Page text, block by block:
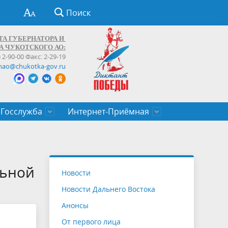
Поиск
ГУБЕРНАТОРА И
ЧУКОТСКОГО АО:
2-90-00 Факс: 2-29-19
gov.ru
Госслужба
служащих Чукотского автономного
Интернет-Приёмная
Новости
Новости Дальнего Востока
Анонсы
От первого лица